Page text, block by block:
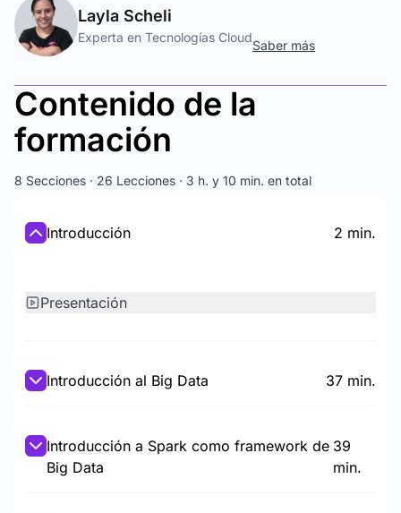
Layla Scheli
Experta en Tecnologías Cloud
Saber más
Contenido de la
formación
8 Secciones · 26 Lecciones · 3 h. y 10 min. en total
Introducción 2 min.
Presentación
Introducción al Big Data 37 min.
Introducción a Spark como framework de
Big Data
39
min.